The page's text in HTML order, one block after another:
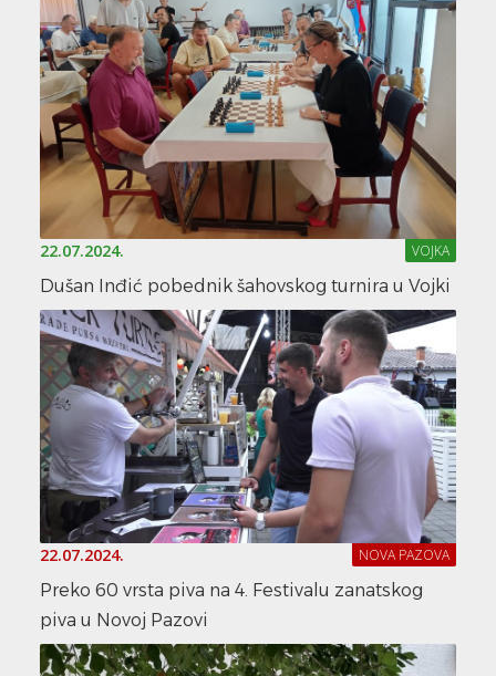
22.07.2024. VOJKA
Dušan Inđić pobednik šahovskog turnira u Vojki
22.07.2024. NOVA PAZOVA
Preko 60 vrsta piva na 4. Festivalu zanatskog
piva u Novoj Pazovi